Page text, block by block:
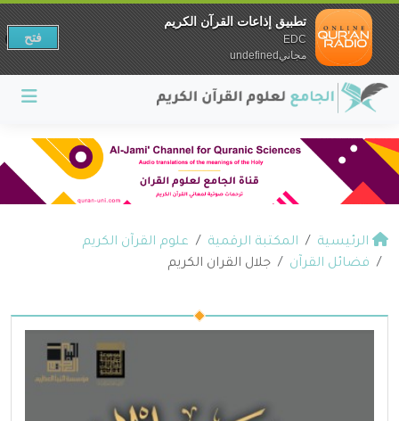
الرئيسية المكتبة الرقمية
علوم القرآن الكريم
فضائل القرآن
جلال القران الكريم
تطبيق إذاعات القرآن الكريم
EDC
مجانيundefined
فتح